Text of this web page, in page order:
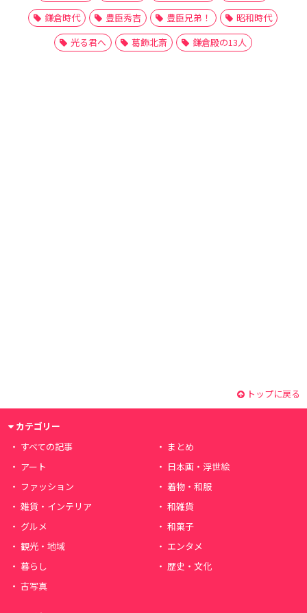
鎌倉時代
豊臣秀吉 豊臣兄弟！
昭和時代
光る君へ
葛飾北斎 鎌倉殿の13人
トップに戻る
カテゴリー
すべての記事
まとめ
アート
日本画・浮世絵
ファッション
着物・和服
雑貨・インテリア
和雑貨
グルメ
和菓子
観光・地域
エンタメ
暮らし
歴史・文化
古写真